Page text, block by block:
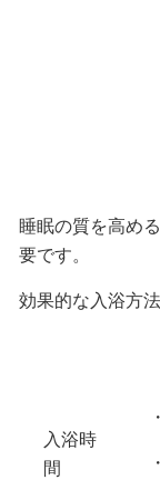
睡眠の質を高め
要です。
効果的な入浴方
入浴時
間